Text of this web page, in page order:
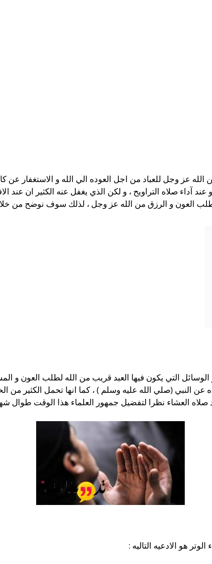
عز وجل للعباد من اجل العوده الي الله و الاستغفار عن
عند آداء صلاه التراويح ، و لكن الذي يغفل عنه الكثير ان
العون و الرزق من الله عز وجل ، لذلك سوف نوضح من
الوسائل التي يكون فيها العبد قريب من الله لطلب العون و
عن النبي (صلي الله عليه وسلم ) ، كما انها تحمل الكثير من
العشاء نظرا لتفضيل جمهور العلماء هذا الوقت طوال
هو الادعيه التاليه :